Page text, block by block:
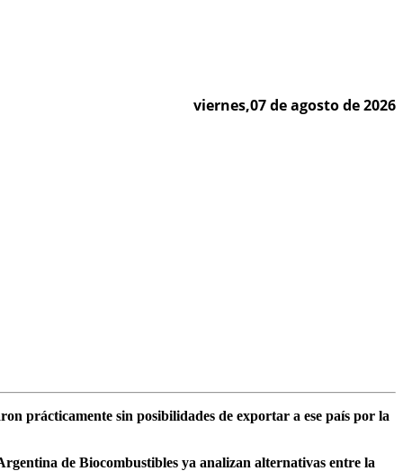
viernes,07 de agosto de 2026
prácticamente sin posibilidades de exportar a ese país por la
de Biocombustibles ya analizan alternativas entre la